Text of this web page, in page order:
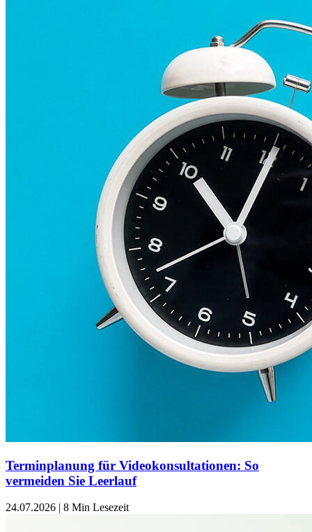
Terminplanung für Videokonsultationen: So
vermeiden Sie Leerlauf
24.07.2026 | 8 Min Lesezeit